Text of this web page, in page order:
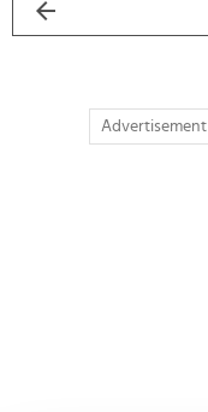
Advertisement